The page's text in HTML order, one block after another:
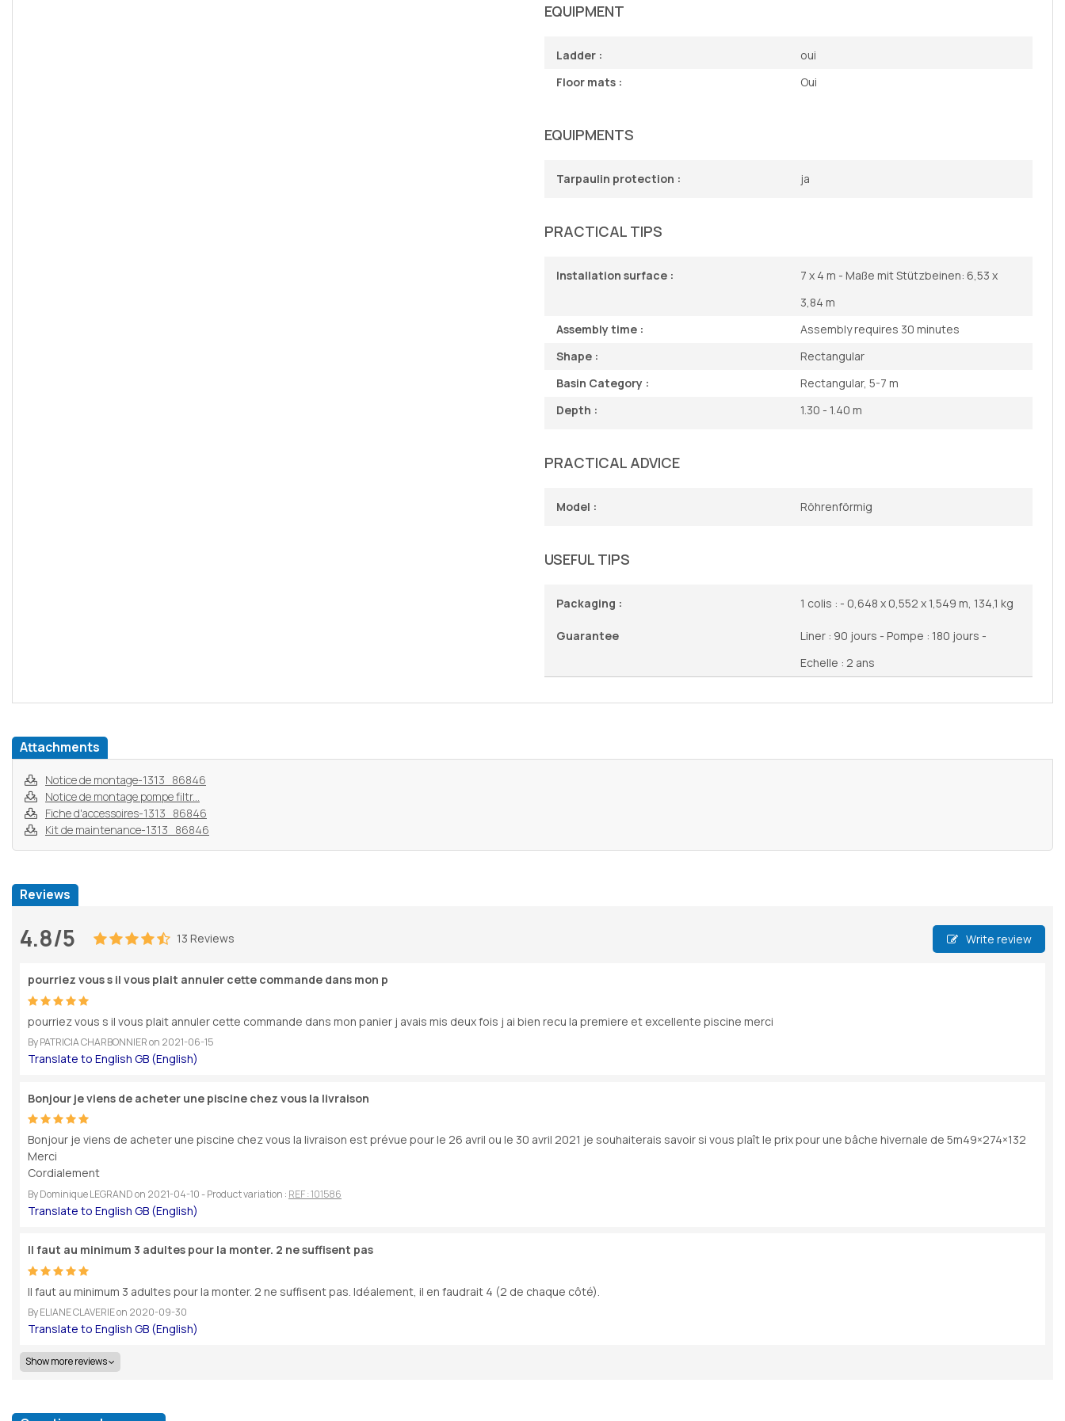
EQUIPMENT
Ladder :
oui
Floor mats :
Oui
EQUIPMENTS
Tarpaulin protection : ja
PRACTICAL TIPS
Installation surface :
7 x 4 m - Maße mit Stützbeinen: 6,53 x
3,84 m
Assembly time :
Assembly requires 30 minutes
Shape :
Rectangular
Basin Category :
Rectangular, 5-7 m
Depth :
1.30 - 1.40 m
PRACTICAL ADVICE
Model : Röhrenförmig
USEFUL TIPS
Packaging : 1 colis : - 0,648 x 0,552 x 1,549 m, 134,1 kg
Guarantee
Liner : 90 jours - Pompe : 180 jours -
Echelle : 2 ans
Attachments
Notice de montage-1313_86846
Notice de montage pompe filtr...
Fiche d'accessoires-1313_86846
Kit de maintenance-1313_86846
Reviews
4.8/5 13 Reviews Write review
pourriez vous s il vous plait annuler cette commande dans mon p
pourriez vous s il vous plait annuler cette commande dans mon panier j avais mis deux fois j ai bien recu la premiere et excellente piscine merci
ByPATRICIA CHARBONNIERon 2021-06-15
Bonjour je viens de acheter une piscine chez vous la livraison
Bonjour je viens de acheter une piscine chez vous la livraison est prévue pour le 26 avril ou le 30 avril 2021 je souhaiterais savoir si vous plaît le prix pour une bâche hivernale de 5m49×274×132
Merci
Cordialement
ByDominique LEGRANDon 2021-04-10- Product variation : REF : 101586
Il faut au minimum 3 adultes pour la monter. 2 ne suffisent pas
Il faut au minimum 3 adultes pour la monter. 2 ne suffisent pas. Idéalement, il en faudrait 4 (2 de chaque côté).
ByELIANE CLAVERIEon 2020-09-30
Show more reviews